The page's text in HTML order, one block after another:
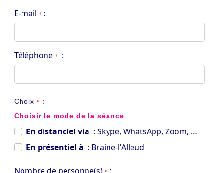
E-mail * :
Téléphone * :
Choix * :
Choisir le mode de la séance
En distanciel via : Skype, WhatsApp, Zoom, …
En présentiel à : Braine-l'Alleud
Nombre de personne(s) * :